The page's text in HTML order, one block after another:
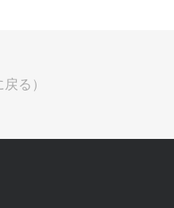
る）